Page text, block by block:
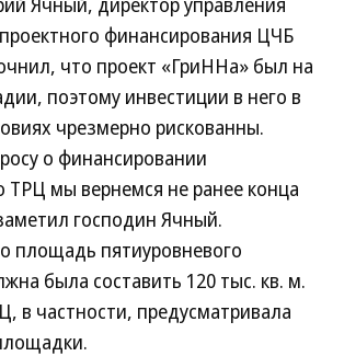
финансирования ЦЧБ
что проект «ГриННа» был на
поэтому инвестиции в него в
чрезмерно рискованны.
о финансировании
ТРЦ мы вернемся не ранее конца
господин Ячный.
площадь пятиуровневого
была составить 120 тыс. кв. м.
в частности, предусматривала